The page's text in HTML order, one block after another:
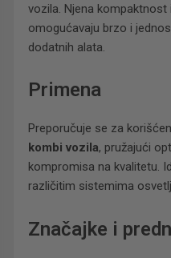
vozila. Njena kompaktnost
omogućavaju brzo i
dodatnih alata.
Primena
Preporučuje se za
kombi vozila, pružajući
kompromisa na kvalitetu.
različitim sistemima
Značajke i